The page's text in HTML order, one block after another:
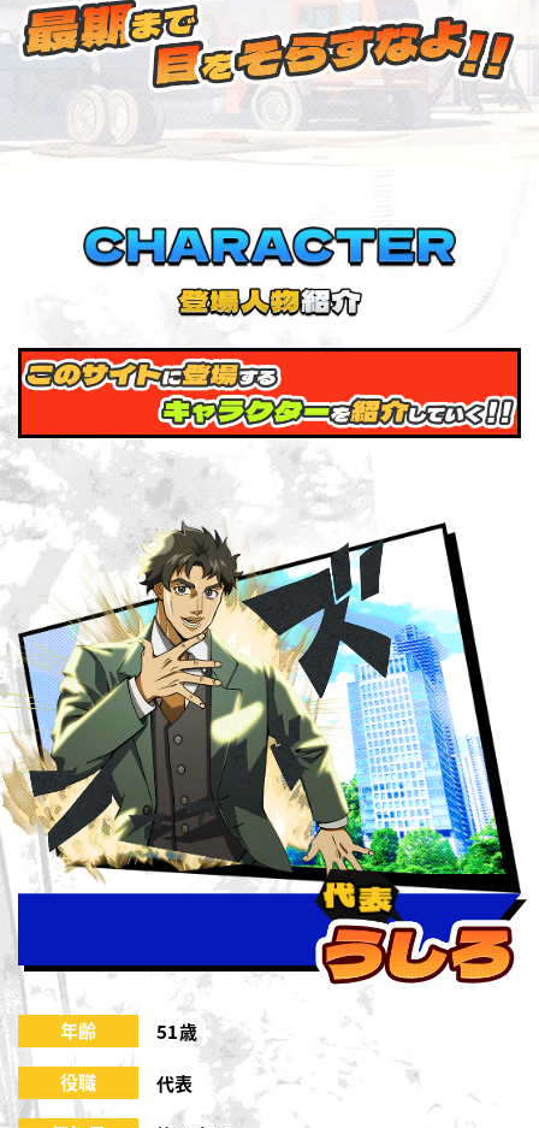
年齢
51歳
役職
代表